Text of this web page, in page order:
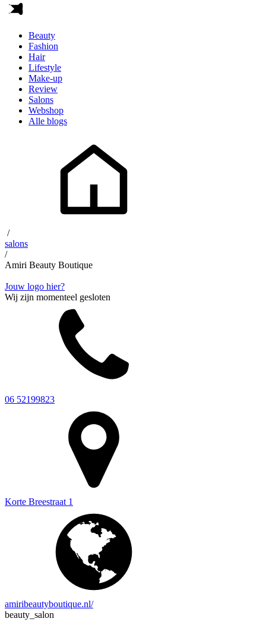
Beauty
Fashion
Hair
Lifestyle
Make-up
Review
Salons
Webshop
Alle blogs
/
salons
/
Amiri Beauty Boutique
Jouw logo hier?
Wij zijn momenteel gesloten
06 52199823
Korte Breestraat 1
amiribeautyboutique.nl/
beauty_salon